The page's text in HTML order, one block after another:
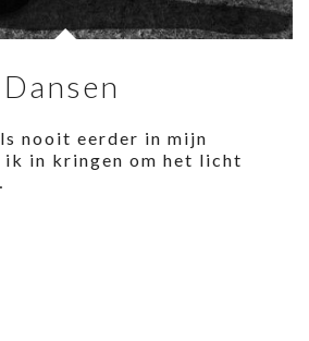
nooit eerder in mijn
ik in kringen om het licht